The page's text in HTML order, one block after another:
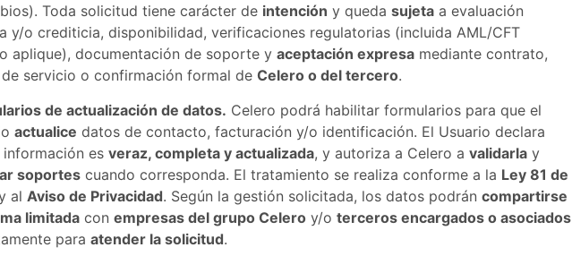
Toda solicitud tiene carácter de intención y queda sujeta a evaluación
y/o crediticia, disponibilidad, verificaciones regulatorias (incluida AML/CFT
aplique), documentación de soporte y aceptación expresa mediante contrato,
servicio o confirmación formal de Celero o del tercero.
de actualización de datos. Celero podrá habilitar formularios para que el
actualice datos de contacto, facturación y/o identificación. El Usuario declara
información es veraz, completa y actualizada, y autoriza a Celero a validarla y
soportes cuando corresponda. El tratamiento se realiza conforme a la Ley 81 de
al Aviso de Privacidad. Según la gestión solicitada, los datos podrán compartirse
limitada con empresas del grupo Celero y/o terceros encargados o asociados
para atender la solicitud.